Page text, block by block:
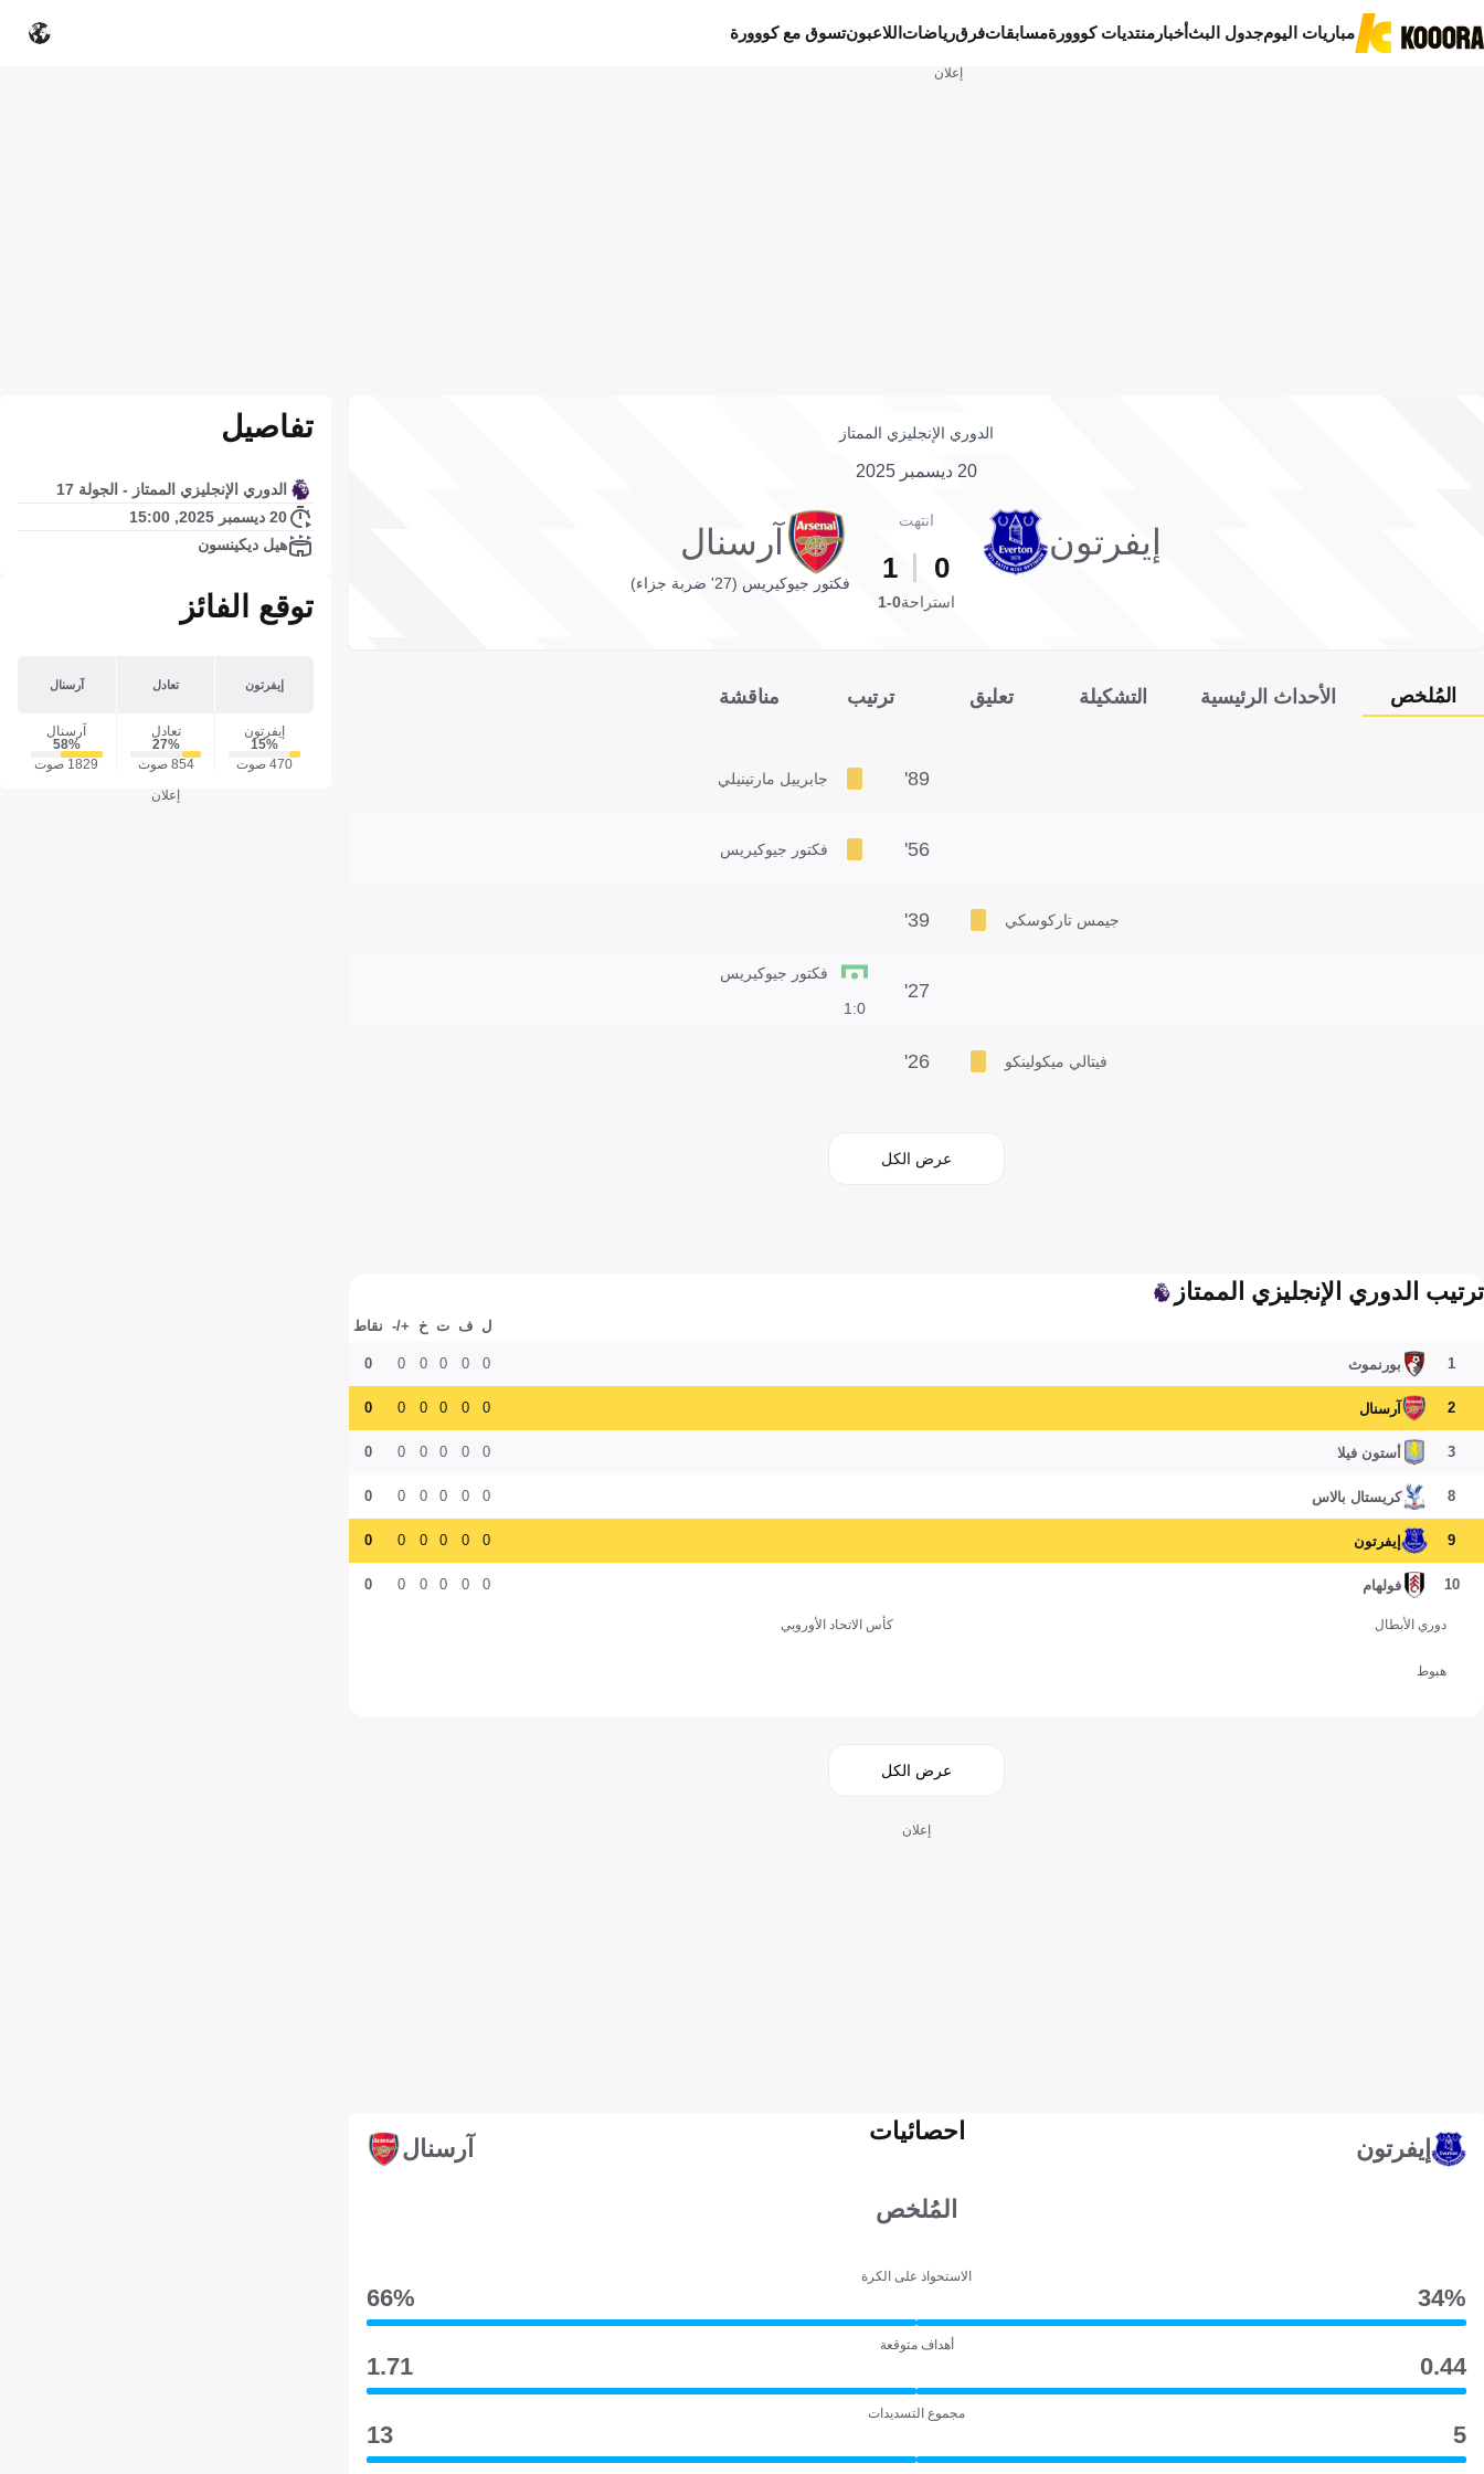
مباريات اليومجدول البثأخبار منتديات كووورةمسابقاتفرقرياضات اللاعبونتسوق مع كووورة
إعلان
الدوري الإنجليزي الممتاز
20 ديسمبر 2025
إيفرتون
انتهت
0
1
آرسنال
فكتور جيوكيريس (27' ضربة جزاء)
استراحة0-1
المُلخص الأحداث الرئيسية التشكيلة تعليق ترتيب مناقشة
جابرييل مارتينيلي 89'
فكتور جيوكيريس 56'
جيمس تاركوسكي 39'
0:1
فكتور جيوكيريس
27'
فيتالي ميكولينكو 26'
عرض الكل
ترتيب الدوري الإنجليزي الممتاز
ل ف ت خ +/- نقاط
1 بورنموث 0
0
0
0
0
0
2 آرسنال 0
0
0
0
0
0
3 أستون فيلا 0
0
0
0
0
0
8 كريستال بالاس 0
0
0
0
0
0
9 إيفرتون 0
0
0
0
0
0
10 فولهام 0
0
0
0
0
0
دوري الأبطال كأس الاتحاد الأوروبي
هبوط
عرض الكل
إعلان
إيفرتون
احصائيات
آرسنال
المُلخص
الاستحواذ على الكرة
34‎%‎
66‎%‎
أهداف متوقعة
0.44
1.71
مجموع التسديدات
5
13
تفاصيل
الدوري الإنجليزي الممتاز - الجولة 17
20 ديسمبر 2025, 15:00
هيل ديكينسون
توقع الفائز
إيفرتون تعادل آرسنال
إيفرتون
15‎%‎
470 صوت
تعادل
27‎%‎
854 صوت
آرسنال
58‎%‎
1829 صوت
إعلان